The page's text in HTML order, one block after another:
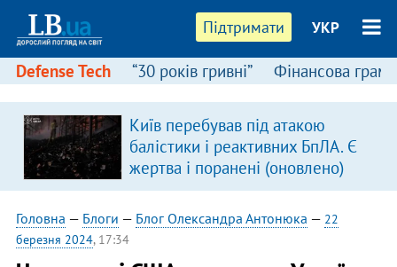
Підтримати УКР
Defense Tech “30 років гривні” Фінансова
Київ перебував під атакою
балістики і реактивних БпЛА. Є
жертва і поранені (оновлено)
Головна — Блоги — Блог Олександра Антонюка — 22
березня 2024, 17:34